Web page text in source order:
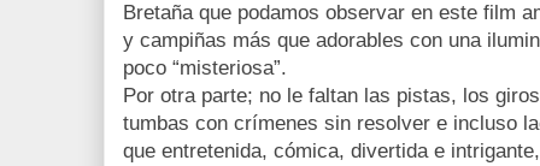
Bretaña que podamos observar en este film
y campiñas más que adorables con una
poco “misteriosa”.
Por otra parte; no le faltan las pistas, los
tumbas con crímenes sin resolver e incluso
que entretenida, cómica, divertida e